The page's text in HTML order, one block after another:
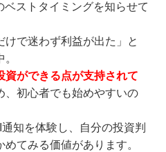
ストタイミングを知らせて
で迷わず利益が出た」と
資ができる点が支持されて
、初心者でも始めやすいの
知を体験し、自分の投資判
てみる価値があります。